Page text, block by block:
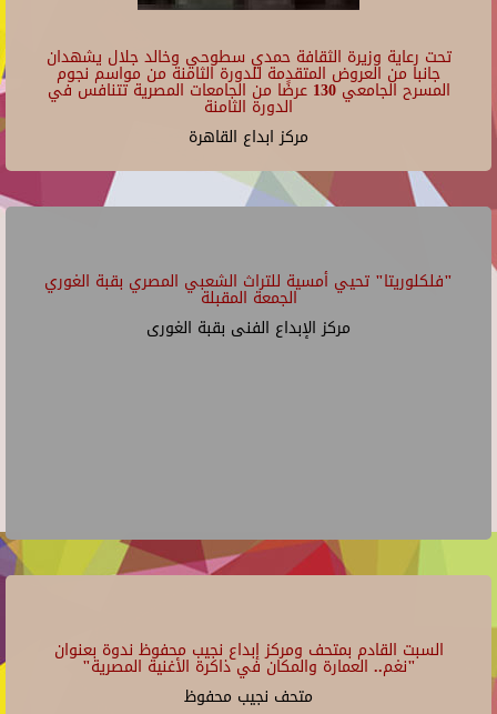
تحت رعاية وزيرة الثقافة حمدي سطوحي وخالد جلال يشهدان
جانبا من العروض المتقدمة للدورة الثامنة من مواسم نجوم
المسرح الجامعي 130 عرضًا من الجامعات المصرية تتنافس في
الدورة الثامنة
مركز ابداع القاهرة
"فلكلوريتا" تحيي أمسية للتراث الشعبي المصري بقبة الغوري
الجمعة المقبلة
مركز الإبداع الفنى بقبة الغورى
السبت القادم بمتحف ومركز إبداع نجيب محفوظ ندوة بعنوان
"نغم.. العمارة والمكان في ذاكرة الأغنية المصرية"
متحف نجيب محفوظ